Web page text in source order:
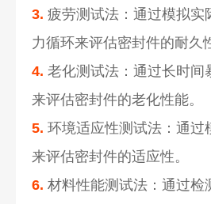
3. 疲劳测试法：通过模拟实
力循环来评估密封件的耐久
4. 老化测试法：通过长时间
来评估密封件的老化性能。
5. 环境适应性测试法：通过
来评估密封件的适应性。
6. 材料性能测试法：通过检